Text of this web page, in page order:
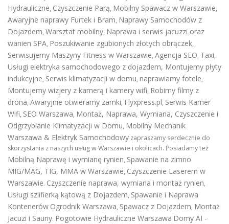
Hydrauliczne, Czyszczenie Parą, Mobilny Spawacz w Warszawie,
Awaryjne naprawy Furtek i Bram, Naprawy Samochodów z
Dojazdem, Warsztat mobilny, Naprawa i serwis jacuzzi oraz
wanien SPA, Poszukiwanie zgubionych złotych obrączek,
Serwisujemy Maszyny Fitness w Warszawie, Agencja SEO, Taxi,
Usługi elektryka samochodowego z dojazdem, Montujemy płyty
indukcyjne, Serwis klimatyzacji w domu, naprawiamy fotele,
Montujemy wizjery z kamerą i kamery wifi, Robimy filmy z
drona, Awaryjnie otwieramy zamki, Flyxpress.pl, Serwis Kamer
Wifi, SEO Warszawa, Montaż, Naprawa, Wymiana, Czyszczenie i
Odgrzybianie Klimatyzacji w Domu, Mobilny Mechanik
Warszawa & Elektryk Samochodowy zapraszamy serdecznie do
skorzystania z naszych usług w Warszawie i okolicach. Posiadamy też
Mobilną Naprawę i wymianę rynien, Spawanie na zimno
MIG/MAG, TIG, MMA w Warszawie, Czyszczenie Laserem w
Warszawie. Czyszczenie naprawa, wymiana i montaż rynien,
Usługi szlifierką kątową z Dojazdem, Spawanie i Naprawa
Kontenerów Ogrodnik Warszawa, Spawacz z Dojazdem, Montaż
Jacuzi i Sauny. Pogotowie Hydrauliczne Warszawa Domy AI -